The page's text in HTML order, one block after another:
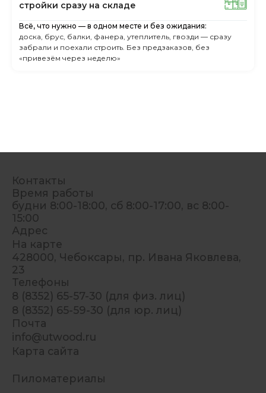
cтpoйки cpaзу нa cклaдe
Всё, что нужно — в одном месте и без ожидания:
доска, брус, балки, фанера, утеплитель, гвозди — сразу
забрали и поехали строить. Без предзаказов, без
«привезём через неделю»
Контакты
Время работы
будни 8:00-18:00, сб 8:00-17:00, вс 8:00-
15:00
Адрес
На карте
428000, Чебоксары, пр. Ивана Яковлева,
23
Телефоны
8 (8352) 65-57-30 (для физ. лиц)
8 (8352) 65-59-30 (для юр. лиц)
Почта
info@utwood.ru
Карта сайта
Пиломатериалы